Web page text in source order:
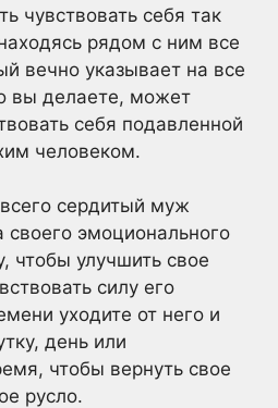
чувствовать себя так
рядом с ним все
вечно указывает на все
вы делаете, может
себя подавленной
человеком.
сердитый муж
своего эмоционального
чтобы улучшить свое
силу его
уходите от него и
день или
чтобы вернуть свое
русло.